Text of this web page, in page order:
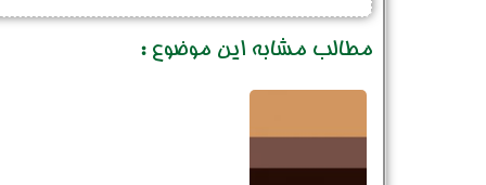
مطالب مشابه این موضوع :